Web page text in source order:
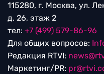
115280, г. Москва, ул.
д. 26, этаж 2
тел: +7 (499) 579-86-96
Для общих вопросов:
Редакция RTVI:
Маркетинг/PR: